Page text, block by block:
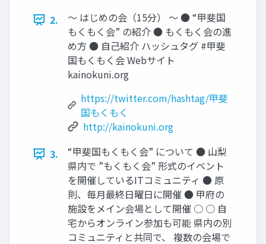
2.
〜 はじめの会（15分） 〜 ● “甲斐国
もくもく会” の紹介 ● もくもく会の進
め方 ● 自己紹介 ハッシュタグ #甲斐
国もくもく会 Webサイト
kainokuni.org
https://twitter.com/hashtag/甲斐
国もくもく
http://kainokuni.org
3.
“甲斐国もくもく会” について ● 山梨
県内で ”もくもく会” 形式のイベント
を開催しているITコミュニティ ● 原
則、毎月最終日曜日に開催 ● 甲府の
施設をメイン会場として開催 ○ ○ 自
宅からオンライン参加も可能 県内の別
コミュニティと共同で、 複数の会場で